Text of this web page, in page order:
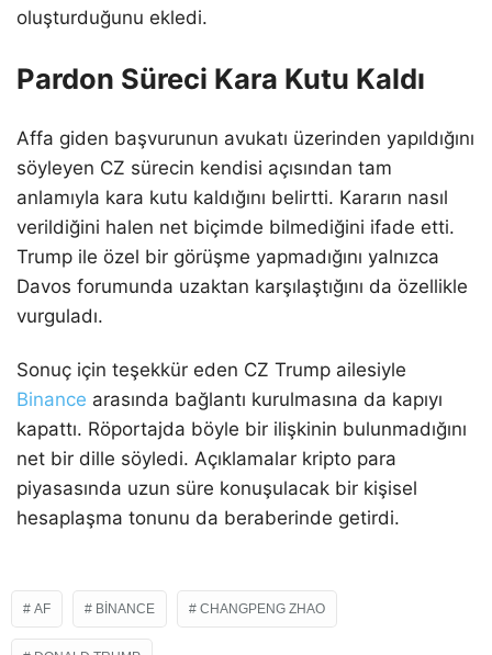
oluşturduğunu ekledi.
Pardon Süreci Kara Kutu Kaldı
Affa giden başvurunun avukatı üzerinden yapıldığını
söyleyen CZ sürecin kendisi açısından tam
anlamıyla kara kutu kaldığını belirtti. Kararın nasıl
verildiğini halen net biçimde bilmediğini ifade etti.
Trump ile özel bir görüşme yapmadığını yalnızca
Davos forumunda uzaktan karşılaştığını da özellikle
vurguladı.
Sonuç için teşekkür eden CZ Trump ailesiyle
Binance arasında bağlantı kurulmasına da kapıyı
kapattı. Röportajda böyle bir ilişkinin bulunmadığını
net bir dille söyledi. Açıklamalar kripto para
piyasasında uzun süre konuşulacak bir kişisel
hesaplaşma tonunu da beraberinde getirdi.
AF BINANCE CHANGPENG ZHAO